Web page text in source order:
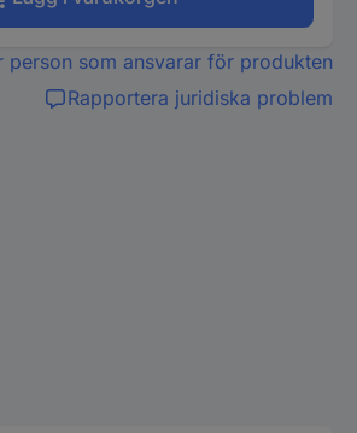
person som ansvarar för produkten
Rapportera juridiska problem